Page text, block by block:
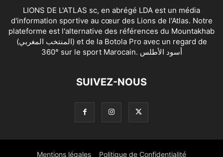
LIONS DE L'ATLAS sc, en abrégé LDA est un média
d'information sportive au cœur des Lions de l'Atlas. Notre
plateforme est l'alternative des références du Mountakhab
(المنتخب المغربي) et de la Botola Pro avec un regard de
360° sur le sport Marocain. أسود الأطلس
SUIVEZ-NOUS
Mentions légales Politique de Confidentialité